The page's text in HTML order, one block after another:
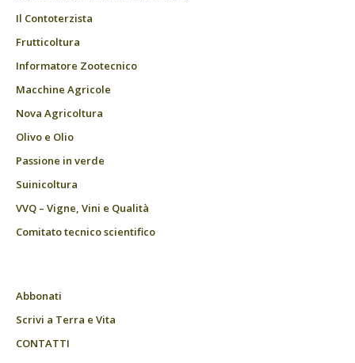
Il Contoterzista
Frutticoltura
Informatore Zootecnico
Macchine Agricole
Nova Agricoltura
Olivo e Olio
Passione in verde
Suinicoltura
VVQ – Vigne, Vini e Qualità
Comitato tecnico scientifico
Abbonati
Scrivi a Terra e Vita
CONTATTI